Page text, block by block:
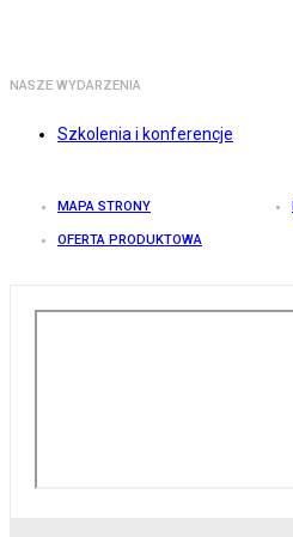
NASZE WYDARZENIA
Szkolenia i konferencje
MAPA STRONY
OFERTA PRODUKTOWA